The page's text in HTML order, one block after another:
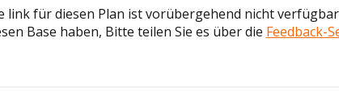
link für diesen Plan ist vorübergehend nicht
Base haben, Bitte teilen Sie es über die Feedback-